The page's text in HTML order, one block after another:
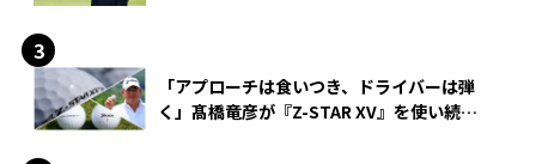
「アプローチは食いつき、ドライバーは弾
く」髙橋竜彦が『Z-STAR XV』を使い続け